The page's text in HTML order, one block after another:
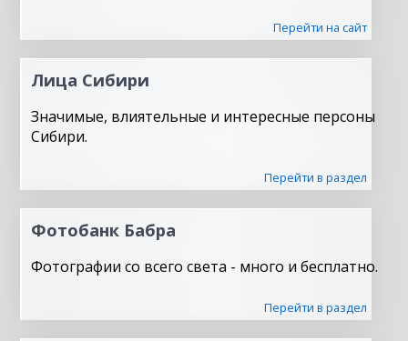
Перейти на сайт
Лица Сибири
Значимые, влиятельные и интересные персоны
Сибири.
Перейти в раздел
Фотобанк Бабра
Фотографии со всего света - много и бесплатно.
Перейти в раздел